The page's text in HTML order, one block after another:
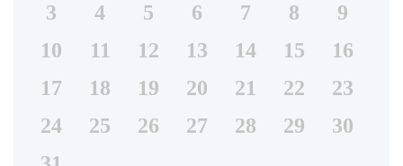
3
4 5 6 7 8
9
10
11 12 13 14 15
16
17
18 19 20 21 22
23
24
25 26 27 28 29
30